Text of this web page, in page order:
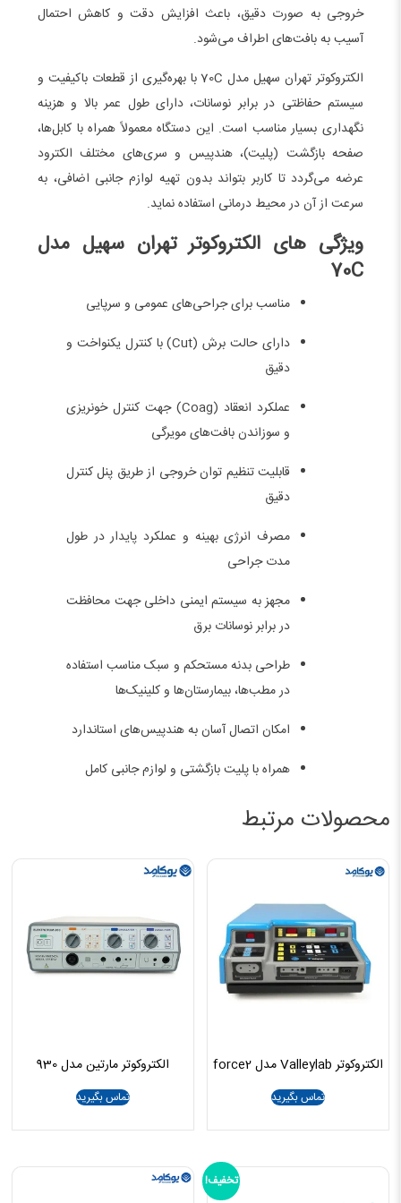
خروجی به صورت دقیق، باعث افزایش دقت و کاهش احتمال
آسیب به بافت‌های اطراف می‌شود.
الکتروکوتر تهران سهیل مدل 70C با بهره‌گیری از قطعات باکیفیت و
سیستم حفاظتی در برابر نوسانات، دارای طول عمر بالا و هزینه
نگهداری بسیار مناسب است. این دستگاه معمولاً همراه با کابل‌ها،
صفحه بازگشت (پلیت)، هندپیس و سری‌های مختلف الکترود
عرضه می‌گردد تا کاربر بتواند بدون تهیه لوازم جانبی اضافی، به
سرعت از آن در محیط درمانی استفاده نماید.
ویژگی‌ های الکتروکوتر تهران سهیل مدل
70C
مناسب برای جراحی‌های عمومی و سرپایی
دارای حالت برش (Cut) با کنترل یکنواخت و
دقیق
عملکرد انعقاد (Coag) جهت کنترل خونریزی
و سوزاندن بافت‌های مویرگی
قابلیت تنظیم توان خروجی از طریق پنل کنترل
دقیق
مصرف انرژی بهینه و عملکرد پایدار در طول
مدت جراحی
مجهز به سیستم ایمنی داخلی جهت محافظت
در برابر نوسانات برق
طراحی بدنه مستحکم و سبک مناسب استفاده
در مطب‌ها، بیمارستان‌ها و کلینیک‌ها
امکان اتصال آسان به هندپیس‌های استاندارد
همراه با پلیت بازگشتی و لوازم جانبی کامل
محصولات مرتبط
الکتروکوتر Valleylab مدل force2
تماس بگیرید
الکتروکوتر مارتین مدل 930
تماس بگیرید
تخفیف!